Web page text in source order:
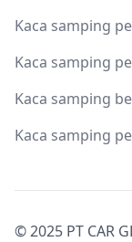
Kaca samping
Kaca samping
Kaca samping
Kaca samping
© 2025 PT CAR